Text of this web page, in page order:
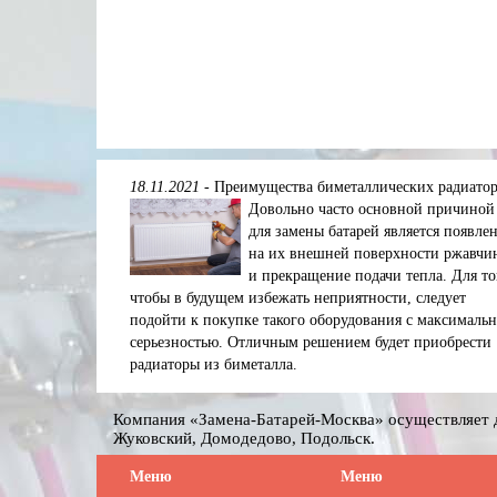
18.11.2021 - Преимущества биметаллических
Довольно часто основной причиной
для замены батарей является
на их внешней поверхности
и прекращение подачи тепла. Для
чтобы в будущем избежать неприятности, следует
подойти к покупке такого оборудования с
серьезностью. Отличным решением будет приобрести
радиаторы из биметалла.
Компания «Замена-Батарей-Москва»
Жуковский, Домодедово, Подольск.
Меню Меню